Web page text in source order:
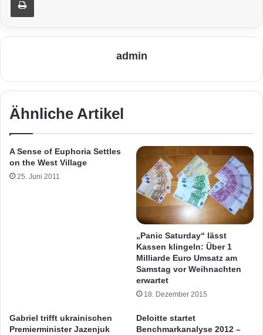
admin
Ähnliche Artikel
A Sense of Euphoria Settles
on the West Village
25. Juni 2011
„Panic Saturday“ lässt
Kassen klingeln: Über 1
Milliarde Euro Umsatz am
Samstag vor Weihnachten
erwartet
18. Dezember 2015
Gabriel trifft ukrainischen
Premierminister Jazenjuk
Deloitte startet
Benchmarkanalyse 2012 –